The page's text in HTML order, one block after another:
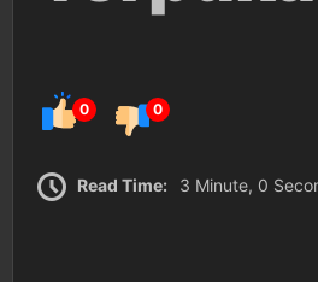
0 0
Read Time: 3 Minute, 0